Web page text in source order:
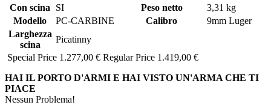
Con scina
SI Peso netto
3,31 kg
Modello
PC-CARBINE Calibro
9mm Luger
Larghezza
scina
Picatinny
Special Price 1.277,00 € Regular Price 1.419,00 €
HAI IL PORTO D'ARMI E HAI VISTO UN'ARMA CHE TI
PIACE
Nessun Problema!